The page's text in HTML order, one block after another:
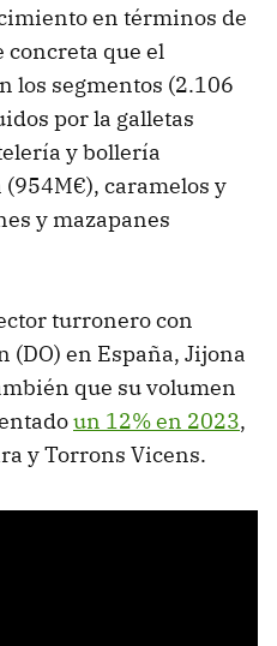
en términos de
concreta que el
los segmentos (2.106
por la galletas
y bollería
caramelos y
y mazapanes
turronero con
en España, Jijona
que su volumen
un 12% en 2023,
y Torrons Vicens.